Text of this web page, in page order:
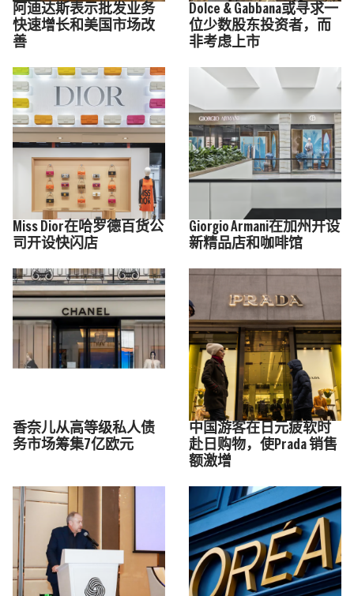
阿迪达斯表示批发业务
快速增长和美国市场改
善
Dolce & Gabbana或寻求一
位少数股东投资者，而
非考虑上市
Miss Dior在哈罗德百货公
司开设快闪店
Giorgio Armani在加州开设
新精品店和咖啡馆
香奈儿从高等级私人债
务市场筹集7亿欧元
中国游客在日元疲软时
赴日购物，使Prada 销售
额激增